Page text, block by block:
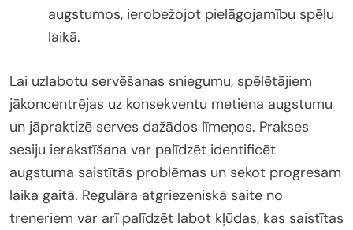
augstumos, ierobežojot pielāgojamību spēļu
laikā.
Lai uzlabotu servēšanas sniegumu, spēlētājiem
jākoncentrējas uz konsekventu metiena augstumu
un jāpraktizē serves dažādos līmeņos. Prakses
sesiju ierakstīšana var palīdzēt identificēt
augstuma saistītās problēmas un sekot progresam
laika gaitā. Regulāra atgriezeniskā saite no
treneriem var arī palīdzēt labot kļūdas, kas saistītas